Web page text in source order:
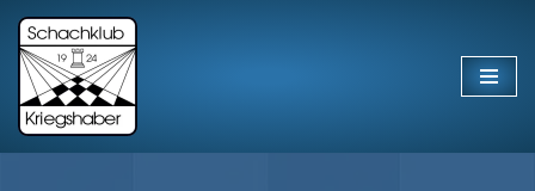
Zum
Inhalt
springen